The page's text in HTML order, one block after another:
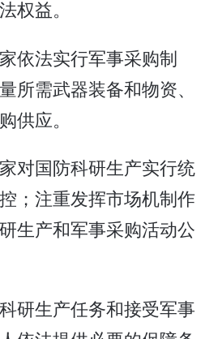
权益。
依法实行军事采购制
所需武器装备和物资、
供应。
对国防科研生产实行统
；注重发挥市场机制作
生产和军事采购活动公
研生产任务和接受军事